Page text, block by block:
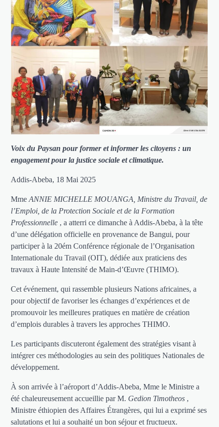
Voix du Paysan pour former et informer les citoyens : un
engagement pour la justice sociale et climatique.
Addis-Abeba, 18 Mai 2025
MmeANNIE MICHELLE MOUANGA, Ministre du Travail, de
l’Emploi, de la Protection Sociale et de la Formation
Professionnelle , a atterri ce dimanche à Addis-Abeba, à la tête
d’une délégation officielle en provenance de Bangui, pour
participer à la 20ém Conférence régionale de l’Organisation
Internationale du Travail (OIT), dédiée aux praticiens des
travaux à Haute Intensité de Main-d’Œuvre (THIMO).
Cet événement, qui rassemble plusieurs Nations africaines, a
pour objectif de favoriser les échanges d’expériences et de
promouvoir les meilleures pratiques en matière de création
d’emplois durables à travers les approches THIMO.
Les participants discuteront également des stratégies visant à
intégrer ces méthodologies au sein des politiques Nationales de
développement.
À son arrivée à l’aéroport d’Addis-Abeba, Mme le Ministre a
été chaleureusement accueillie par M. Gedion Timotheos ,
Ministre éthiopien des Affaires Étrangères, qui lui a exprimé ses
salutations et lui a souhaité un bon séjour et fructueux.